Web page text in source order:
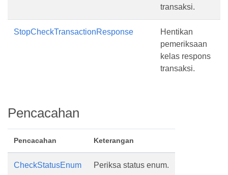
transaksi.
StopCheckTransactionResponse
Hentikan
pemeriksaan
kelas respons
transaksi.
Pencacahan
Pencacahan Keterangan
CheckStatusEnum Periksa status enum.